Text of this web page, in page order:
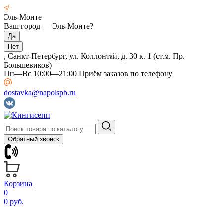
Эль-Монте
Ваш город — Эль-Монте?
, Санкт-Петербург, ул. Коллонтай, д. 30 к. 1 (ст.м. Пр.
Большевиков)
Пн—Вс 10:00—21:00 Приём заказов по телефону
dostavka@napolspb.ru
Обратный звонок
Корзина
0
0 руб.